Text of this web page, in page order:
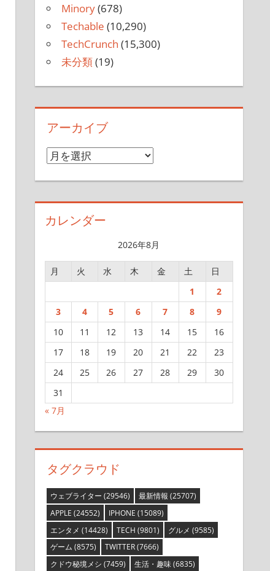
Minory(678)
Techable (10,290)
TechCrunch (15,300)
未分類(19)
アーカイブ
ア
ブ
カレンダー
2026年8月
月 火 水 木 金 土
日
1
2
3
4 5 6 7 8
9
10
11 12 13 14 15
16
17
18 19 20 21 22
23
24
25 26 27 28 29
30
31
« 7月
タグクラウド
ウェブライター (29546) 最新情報 (25707)
APPLE (24552) IPHONE (15089)
エンタメ (14428) TECH (9801) グルメ (9585)
ゲーム (8575) TWITTER(7666)
クドウ秘境メシ (7459) 生活・趣味(6835)